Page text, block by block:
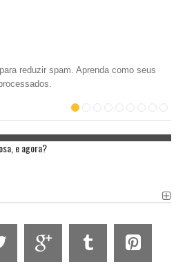
reduzir spam. Aprenda como seus
e agora?